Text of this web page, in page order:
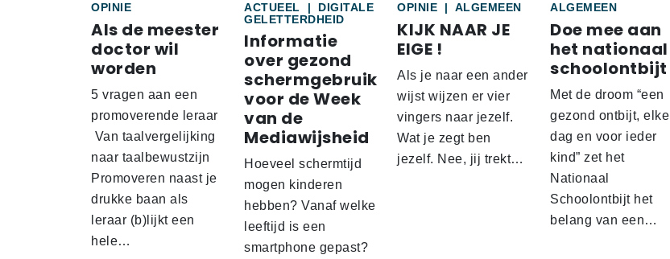
OPINIE
Als de meester
doctor wil
worden
5 vragen aan een
promoverende leraar
Van taalvergelijking
naar taalbewustzijn
Promoveren naast je
drukke baan als
leraar (b)lijkt een
hele…
ACTUEEL |
DIGITALE
GELETTERDHEID
Informatie
over gezond
schermgebruik
voor de Week
van de
Mediawijsheid
Hoeveel schermtijd
mogen kinderen
hebben? Vanaf welke
leeftijd is een
smartphone gepast?
OPINIE | ALGEMEEN
KIJK NAAR JE
EIGE !
Als je naar een ander
wijst wijzen er vier
vingers naar jezelf.
Wat je zegt ben
jezelf. Nee, jij trekt…
ALGEMEEN
Doe mee aan
het nationaal
schoolontbijt
Met de droom “een
gezond ontbijt, elke
dag en voor ieder
kind” zet het
Nationaal
Schoolontbijt het
belang van een…